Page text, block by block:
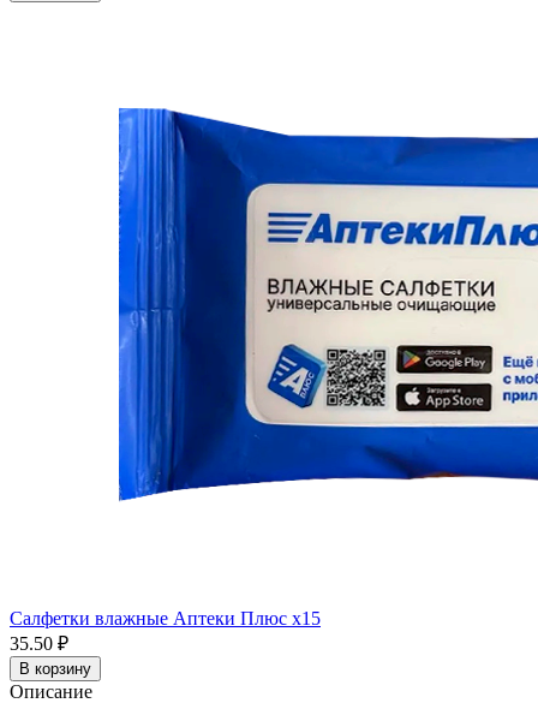
Салфетки влажные Аптеки Плюс x15
35.50 ₽
В корзину
Описание